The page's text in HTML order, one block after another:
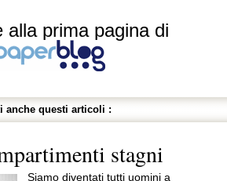
alla prima pagina di
anche questi articoli :
stagni
Siamo diventati tutti uomini a